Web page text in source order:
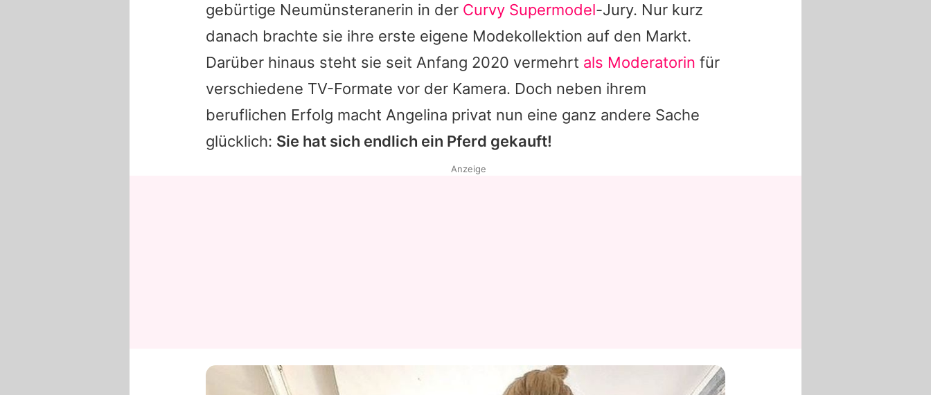
gebürtige Neumünsteranerin in der Curvy Supermodel-Jury. Nur kurz
danach brachte sie ihre erste eigene Modekollektion auf den Markt.
Darüber hinaus steht sie seit Anfang 2020 vermehrt als Moderatorin für
verschiedene TV-Formate vor der Kamera. Doch neben ihrem
beruflichen Erfolg macht Angelina privat nun eine ganz andere Sache
glücklich: Sie hat sich endlich ein Pferd gekauft!
Anzeige